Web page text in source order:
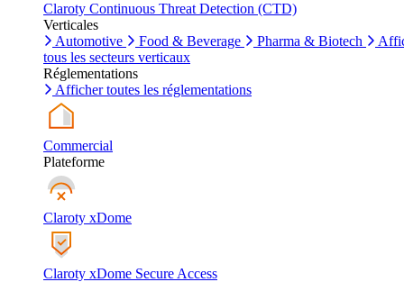
Claroty Continuous Threat Detection (CTD)
Verticales
Automotive
Food & Beverage Pharma & Biotech
tous les secteurs verticaux
Réglementations
Afficher toutes les réglementations
Commercial
Plateforme
Claroty xDome
Claroty xDome Secure Access